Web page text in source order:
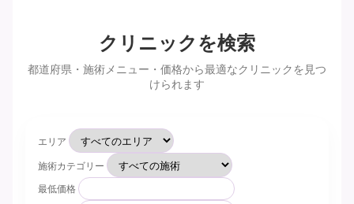
クリニックを検索
都道府県・施術メニュー・価格から最適なクリニックを見つ
けられます
エリア
施術カテゴリー
最低価格